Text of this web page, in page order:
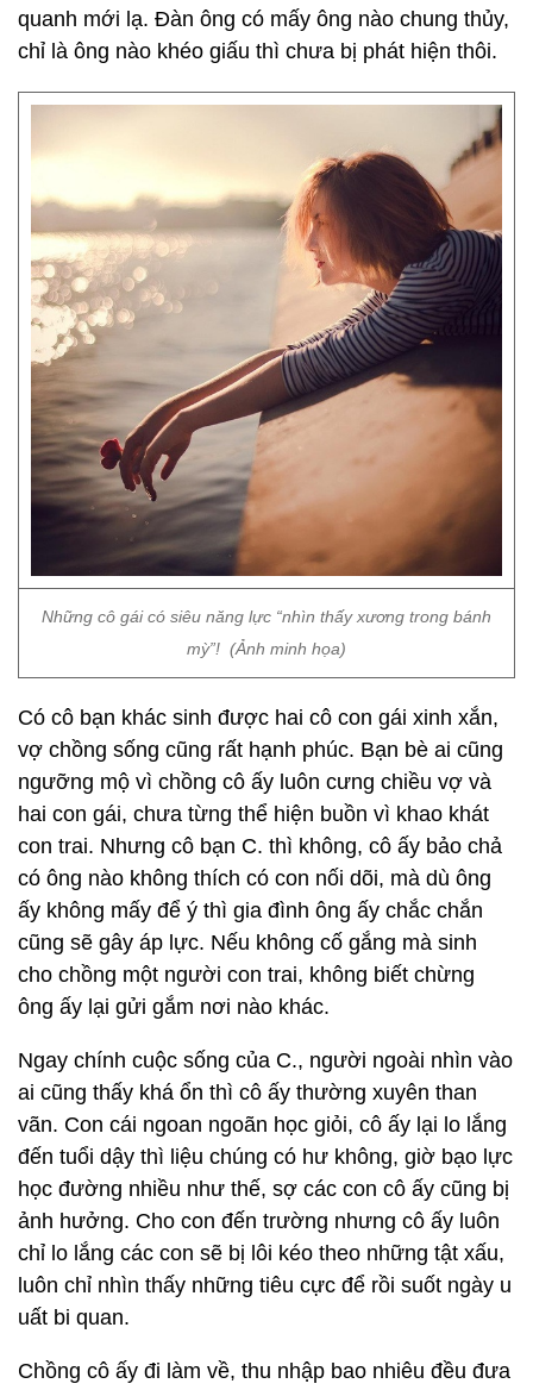
quanh mới lạ. Đàn ông có mấy ông nào chung thủy,
chỉ là ông nào khéo giấu thì chưa bị phát hiện thôi.
Những cô gái có siêu năng lực “nhìn thấy xương trong bánh
mỳ”! (Ảnh minh họa)
Có cô bạn khác sinh được hai cô con gái xinh xắn,
vợ chồng sống cũng rất hạnh phúc. Bạn bè ai cũng
ngưỡng mộ vì chồng cô ấy luôn cưng chiều vợ và
hai con gái, chưa từng thể hiện buồn vì khao khát
con trai. Nhưng cô bạn C. thì không, cô ấy bảo chả
có ông nào không thích có con nối dõi, mà dù ông
ấy không mấy để ý thì gia đình ông ấy chắc chắn
cũng sẽ gây áp lực. Nếu không cố gắng mà sinh
cho chồng một người con trai, không biết chừng
ông ấy lại gửi gắm nơi nào khác.
Ngay chính cuộc sống của C., người ngoài nhìn vào
ai cũng thấy khá ổn thì cô ấy thường xuyên than
vãn. Con cái ngoan ngoãn học giỏi, cô ấy lại lo lắng
đến tuổi dậy thì liệu chúng có hư không, giờ bạo lực
học đường nhiều như thế, sợ các con cô ấy cũng bị
ảnh hưởng. Cho con đến trường nhưng cô ấy luôn
chỉ lo lắng các con sẽ bị lôi kéo theo những tật xấu,
luôn chỉ nhìn thấy những tiêu cực để rồi suốt ngày u
uất bi quan.
Chồng cô ấy đi làm về, thu nhập bao nhiêu đều đưa